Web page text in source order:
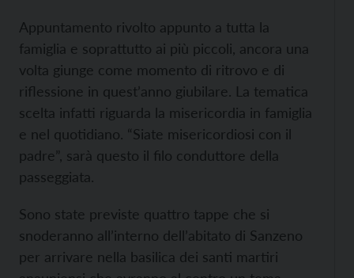
Appuntamento rivolto appunto a tutta la
famiglia e soprattutto ai più piccoli, ancora una
volta giunge come momento di ritrovo e di
riflessione in quest’anno giubilare. La tematica
scelta infatti riguarda la misericordia in famiglia
e nel quotidiano. “Siate misericordiosi con il
padre”, sarà questo il filo conduttore della
passeggiata.
Sono state previste quattro tappe che si
snoderanno all’interno dell’abitato di Sanzeno
per arrivare nella basilica dei santi martiri